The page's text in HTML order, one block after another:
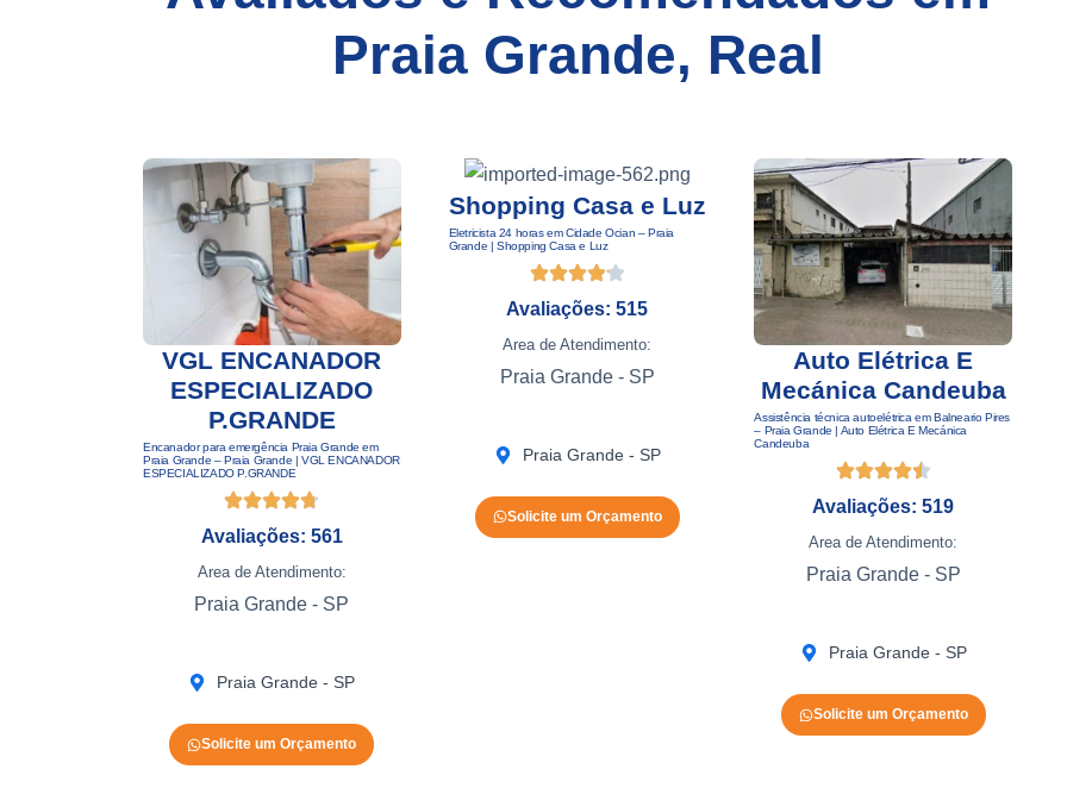
Praia Grande, Real
VGL ENCANADOR
ESPECIALIZADO
P.GRANDE
Encanador para emergência Praia Grande em
Praia Grande – Praia Grande | VGL ENCANADOR
ESPECIALIZADO P.GRANDE
Avaliações: 561
Area de Atendimento:
Praia Grande - SP
Praia Grande - SP
Solicite um Orçamento
Shopping Casa e Luz
Eletricista 24 horas em Cidade Ocian – Praia
Grande | Shopping Casa e Luz
Avaliações: 515
Area de Atendimento:
Praia Grande - SP
Praia Grande - SP
Solicite um Orçamento
Auto Elétrica E
Mecánica Candeuba
Assistência técnica autoelétrica em Balneario Pires
– Praia Grande | Auto Elétrica E Mecánica
Candeuba
Avaliações: 519
Area de Atendimento:
Praia Grande - SP
Praia Grande - SP
Solicite um Orçamento